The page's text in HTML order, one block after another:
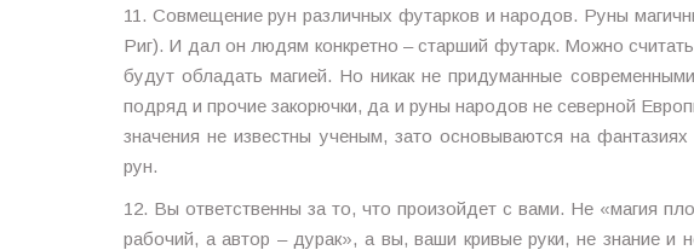
11. Совмещение рун различных футарков и народов. Руны
Риг). И дал он людям конкретно – старший футарк. Можно
будут обладать магией. Но никак не придуманные
подряд и прочие закорючки, да и руны народов не северной
значения не известны ученым, зато основываются на
рун.
12. Вы ответственны за то, что произойдет с вами. Не «магия
рабочий, а автор – дурак», а вы, ваши кривые руки, не знание и